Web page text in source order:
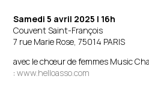
Samedi 5 avril 2025 | 16h
Couvent Saint-François
7 rue Marie Rose, 75014 PARIS
avec le chœur de femmes Music
:www.helloasso.com